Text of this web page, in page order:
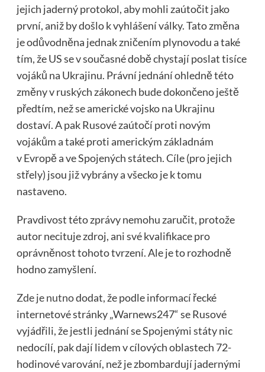
jejich jaderný protokol, aby mohli zaútočit jako
první, aniž by došlo k vyhlášení války. Tato změna
je odůvodněna jednak zničením plynovodu a také
tím, že US se v současné době chystají poslat tisíce
vojáků na Ukrajinu. Právní jednání ohledně této
změny v ruských zákonech bude dokončeno ještě
předtím, než se americké vojsko na Ukrajinu
dostaví. A pak Rusové zaútočí proti novým
vojákům a také proti americkým základnám
v Evropě a ve Spojených státech. Cíle (pro jejich
střely) jsou již vybrány a všecko je k tomu
nastaveno.
Pravdivost této zprávy nemohu zaručit, protože
autor necituje zdroj, ani své kvalifikace pro
oprávněnost tohoto tvrzení. Ale je to rozhodně
hodno zamyšlení.
Zde je nutnododat, že podle informací řecké
internetové stránky „Warnews247“ se Rusové
vyjádřili, že jestli jednání se Spojenými státy nic
nedocílí, pak dají lidem v cílových oblastech 72-
hodinové varování, než je zbombardují jadernými